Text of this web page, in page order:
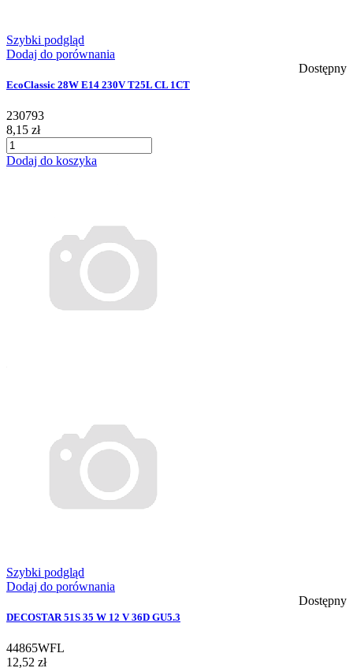
Szybki podgląd
Dodaj do porównania
Dostępny
EcoClassic 28W E14 230V T25L CL 1CT
230793
8,15 zł
Dodaj do koszyka
Szybki podgląd
Dodaj do porównania
Dostępny
DECOSTAR 51S 35 W 12 V 36D GU5.3
44865WFL
12,52 zł